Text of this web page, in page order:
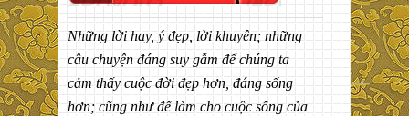
Những lời hay, ý đẹp, lời khuyên; những
câu chuyện đáng suy gẫm để chúng ta
cảm thấy cuộc đời đẹp hơn, đáng sống
hơn; cũng như để làm cho cuộc sống của